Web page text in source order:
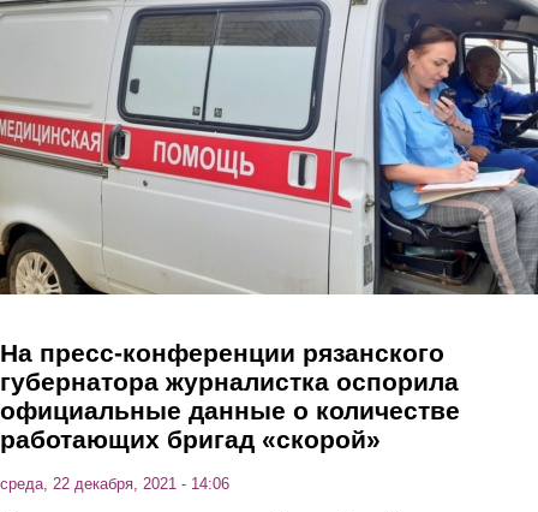
Перейти к основному содержанию
На пресс-конференции рязанского
губернатора журналистка оспорила
официальные данные о количестве
работающих бригад «скорой»
среда, 22 декабря, 2021 - 14:06